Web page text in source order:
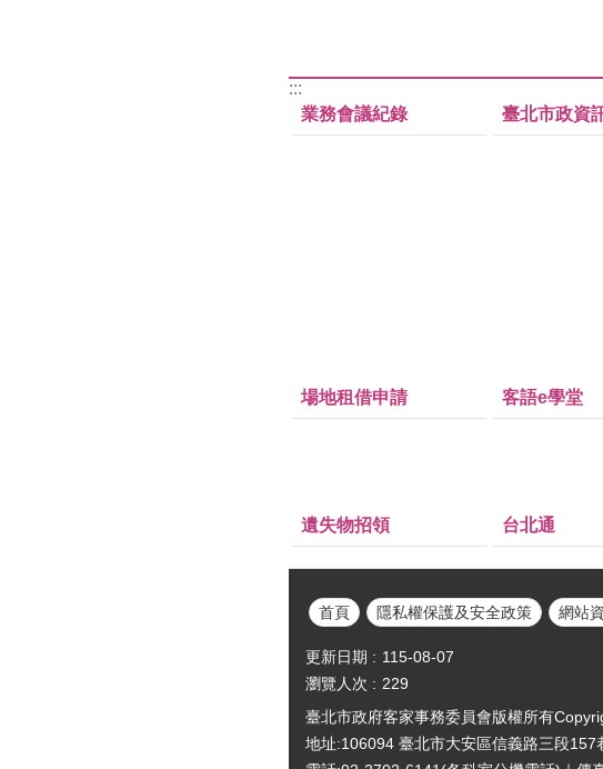
:::
業務會議紀錄
臺北市政資
場地租借申請 客語e學堂
遺失物招領 台北通
首頁 隱私權保護及安全政策 網站
更新日期
115-08-07
瀏覽人次
229
臺北市政府客家事務委員會版權所有
地址:106094 臺北市大安區信義路三段157